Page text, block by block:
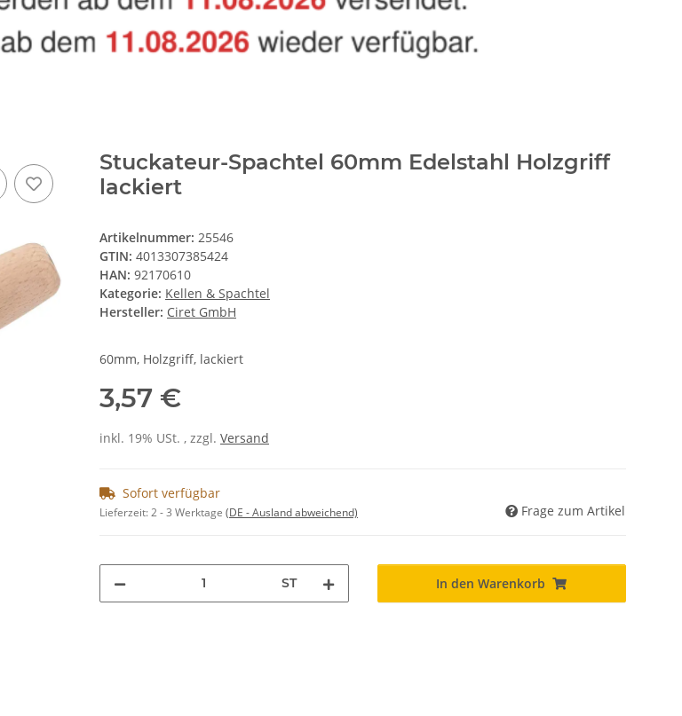
Stuckateur-Spachtel 60mm Edelstahl Holzgriff
lackiert
Artikelnummer: 25546
GTIN: 4013307385424
HAN: 92170610
Kategorie: Kellen & Spachtel
Hersteller: Ciret GmbH
60mm, Holzgriff, lackiert
3,57 €
inkl. 19% USt. , zzgl. Versand
Sofort verfügbar
Lieferzeit:2 - 3 Werktage (DE - Ausland abweichend) Frage zum Artikel
ST In den Warenkorb